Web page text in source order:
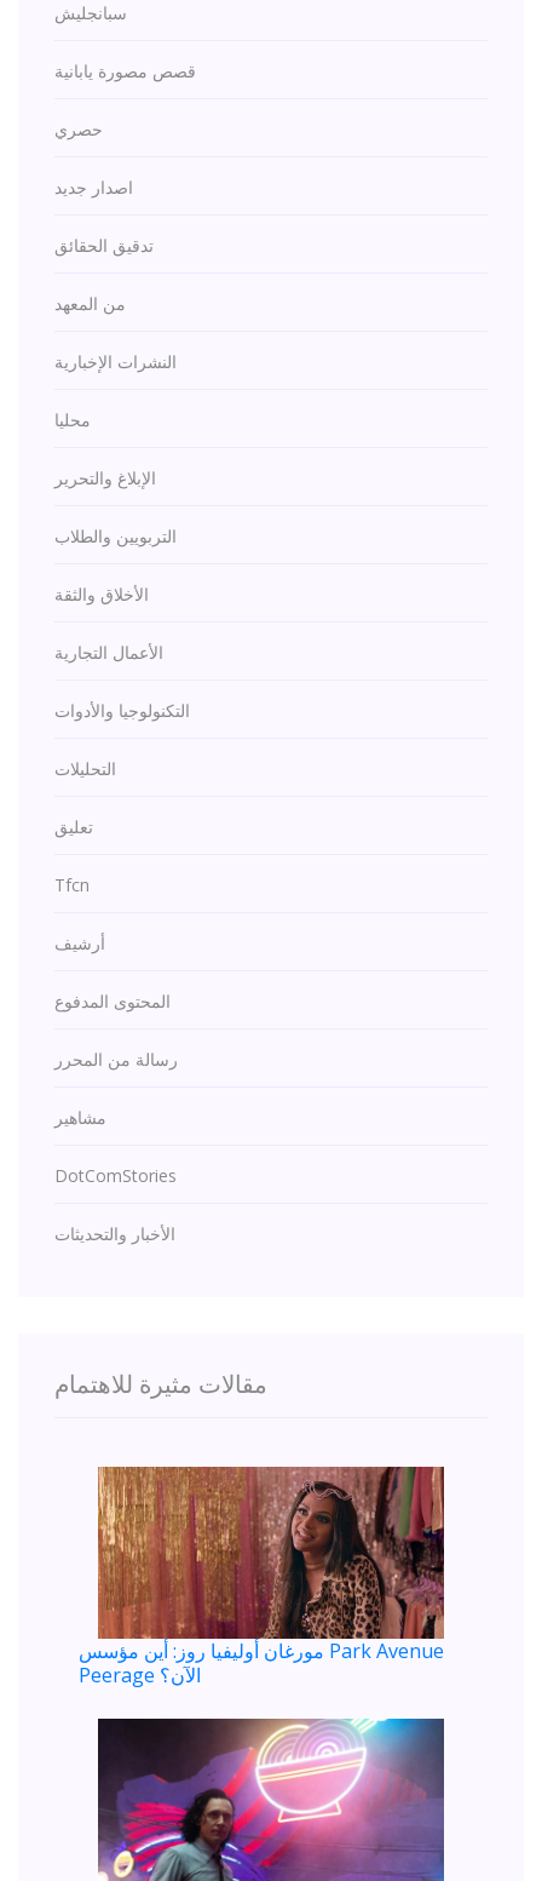
سبانجليش
قصص مصورة يابانية
حصري
اصدار جديد
تدقيق الحقائق
من المعهد
النشرات الإخبارية
محليا
الإبلاغ والتحرير
التربويين والطلاب
الأخلاق والثقة
الأعمال التجارية
التكنولوجيا والأدوات
التحليلات
تعليق
Tfcn
أرشيف
المحتوى المدفوع
رسالة من المحرر
مشاهير
DotComStories
الأخبار والتحديثات
مقالات مثيرة للاهتمام
مورغان أوليفيا روز: أين مؤسس Park Avenue
Peerage الآن؟